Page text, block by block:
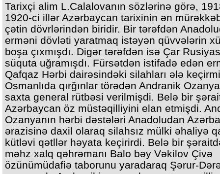
Tarixçi alim L.Calalovanın sözlərinə görə,
1920-ci illər Azərbaycan tarixinin ən
çətin dövrlərindən biridir. Bir tərəfdən
erməni dövləti yaratmaq istəyən qüvvələrin
boşa çıxmışdı. Digər tərəfdən isə Çar
süquta uğramışdı. Fürsətdən istifadə edən
Qafqaz Hərbi dairəsindəki silahları ələ
Osmanlıda qırğınlar törədən Andranik
saxta general rütbəsi verilmişdi. Belə bir
Azərbaycan öz müstəqilliyini elan etmişdi.
Ozanyanın hərbi dəstələri Anadoludan
ərazisinə daxil olaraq silahsız mülki əhaliyə
kütləvi qətllər həyata keçirirdi. Belə bir
məhz xalq qəhrəmanı Balo bəy Vəkilov Çivə
özünümüdafiə taborunu yaradaraq Şərur-